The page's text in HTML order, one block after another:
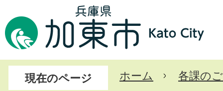
現在のページ ホーム 各課の